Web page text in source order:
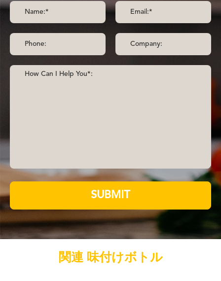
SUBMIT
関連 味付けボトル